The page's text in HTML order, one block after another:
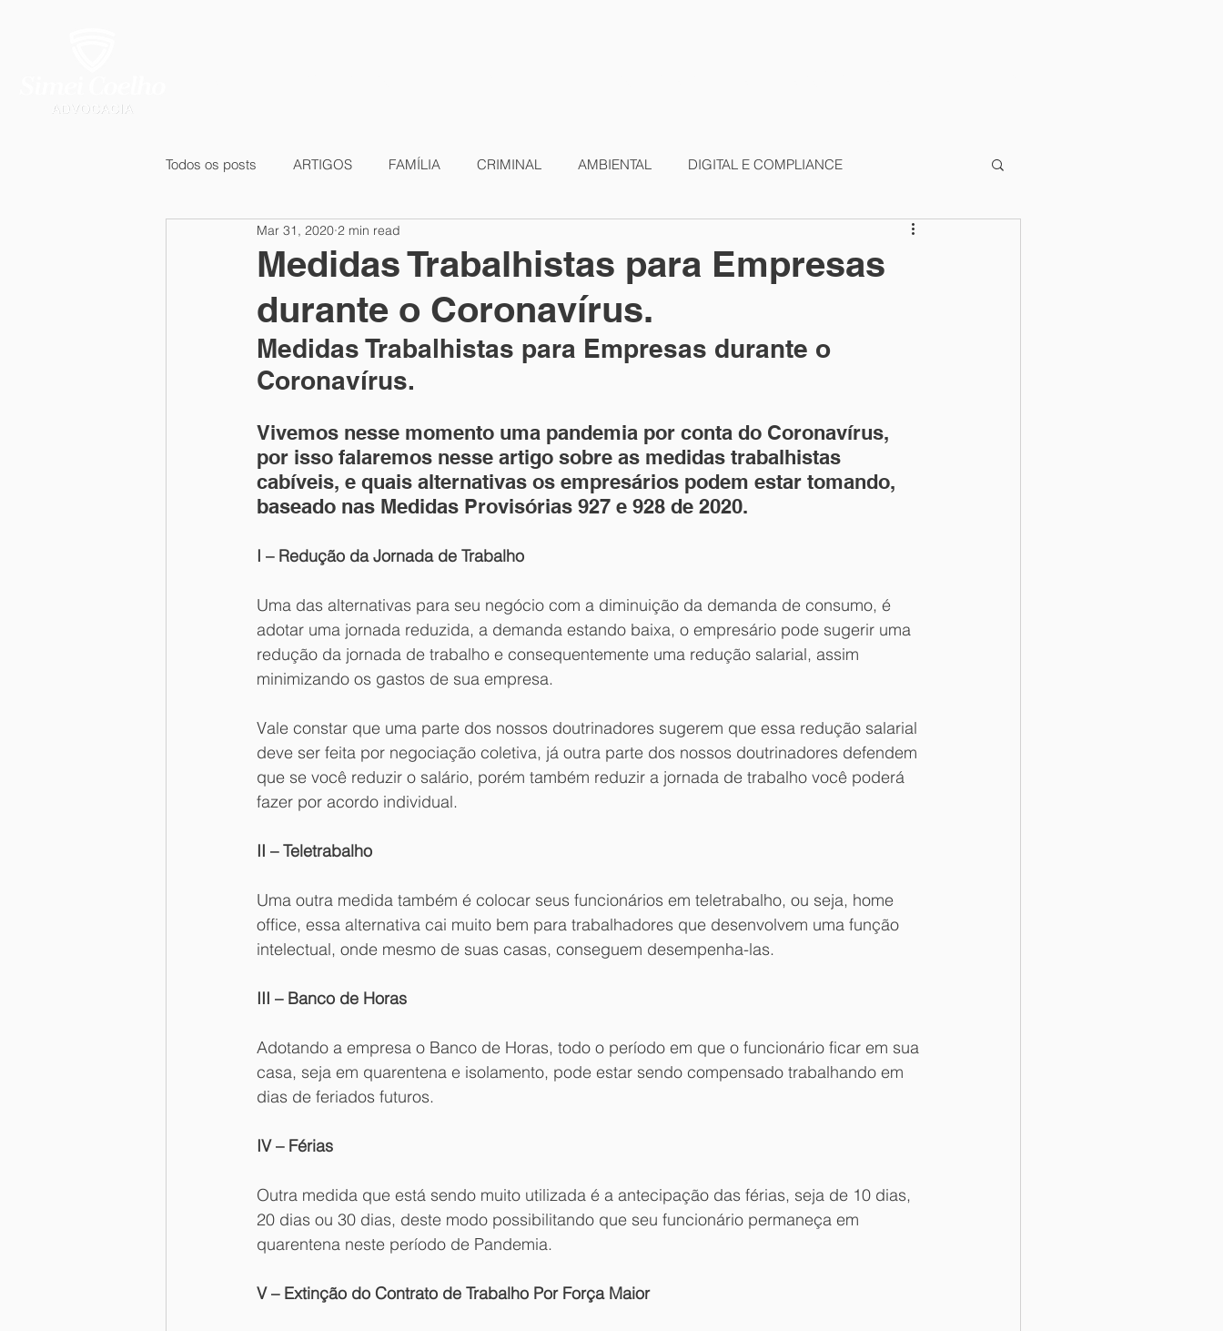
Todos os posts ARTIGOS FAMÍLIA CRIMINAL AMBIENTAL DIGITAL E COMPLIANCE
CONSUMIDOR PREVIDENCIÁRIO TRIBUTÁRIO
EVENTOS Marcas e Patentes
Medidas Trabalhistas para Empresas
durante o Coronavírus.
Mar 31, 2020 2 min read
Medidas Trabalhistas para Empresas durante o
Coronavírus.
Vivemos nesse momento uma pandemia por conta do Coronavírus,
por isso falaremos nesse artigo sobre as medidas trabalhistas
cabíveis, e quais alternativas os empresários podem estar tomando,
baseado nas Medidas Provisórias 927 e 928 de 2020.
I – Redução da Jornada de Trabalho
Uma das alternativas para seu negócio com a diminuição da demanda de consumo, é
adotar uma jornada reduzida, a demanda estando baixa, o empresário pode sugerir uma
redução da jornada de trabalho e consequentemente uma redução salarial, assim
minimizando os gastos de sua empresa.
Vale constar que uma parte dos nossos doutrinadores sugerem que essa redução salarial
deve ser feita por negociação coletiva, já outra parte dos nossos doutrinadores defendem
que se você reduzir o salário, porém também reduzir a jornada de trabalho você poderá
fazer por acordo individual.
II – Teletrabalho
Uma outra medida também é colocar seus funcionários em teletrabalho, ou seja, home
office, essa alternativa cai muito bem para trabalhadores que desenvolvem uma função
intelectual, onde mesmo de suas casas, conseguem desempenha-las.
III – Banco de Horas
Adotando a empresa o Banco de Horas, todo o período em que o funcionário ficar em sua
casa, seja em quarentena e isolamento, pode estar sendo compensado trabalhando em
dias de feriados futuros.
IV – Férias
Outra medida que está sendo muito utilizada é a antecipação das férias, seja de 10 dias,
20 dias ou 30 dias, deste modo possibilitando que seu funcionário permaneça em
quarentena neste período de Pandemia.
V – Extinção do Contrato de Trabalho Por Força Maior